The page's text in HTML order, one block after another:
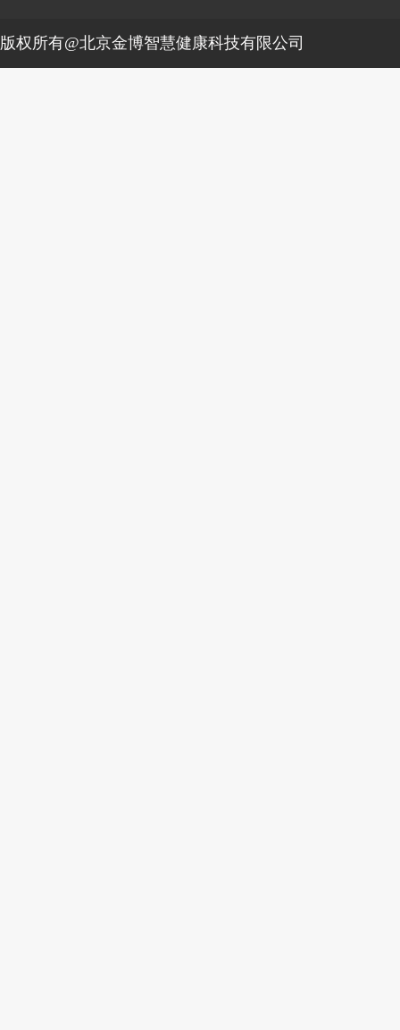
版权所有@北京金博智慧健康科技有限公司